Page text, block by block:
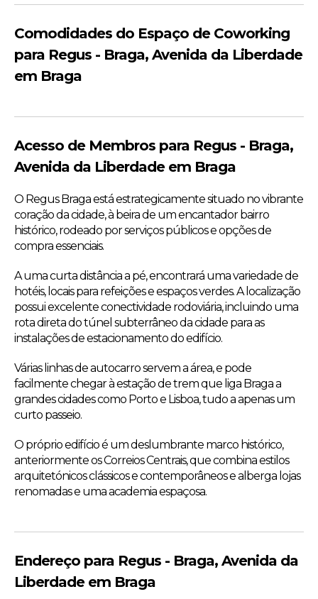
Comodidades do Espaço de Coworking
para Regus - Braga, Avenida da Liberdade
em Braga
Acesso de Membros para Regus - Braga,
Avenida da Liberdade em Braga
O Regus Braga está estrategicamente situado no vibrante
coração da cidade, à beira de um encantador bairro
histórico, rodeado por serviços públicos e opções de
compra essenciais.
A uma curta distância a pé, encontrará uma variedade de
hotéis, locais para refeições e espaços verdes. A localização
possui excelente conectividade rodoviária, incluindo uma
rota direta do túnel subterrâneo da cidade para as
instalações de estacionamento do edifício.
Várias linhas de autocarro servem a área, e pode
facilmente chegar à estação de trem que liga Braga a
grandes cidades como Porto e Lisboa, tudo a apenas um
curto passeio.
O próprio edifício é um deslumbrante marco histórico,
anteriormente os Correios Centrais, que combina estilos
arquitetónicos clássicos e contemporâneos e alberga lojas
renomadas e uma academia espaçosa.
Endereço para Regus - Braga, Avenida da
Liberdade em Braga